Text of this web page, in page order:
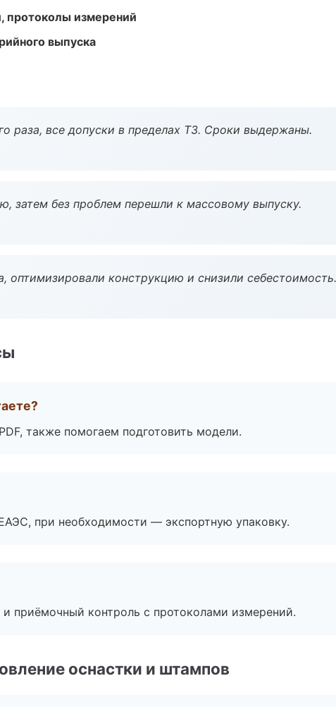
протоколы измерений
выпуска
раза, все допуски в пределах ТЗ. Сроки выдержаны.
затем без проблем перешли к массовому выпуску.
оптимизировали конструкцию и снизили себестоимость.
также помогаем подготовить модели.
при необходимости — экспортную упаковку.
приёмочный контроль с протоколами измерений.
оснастки и штампов